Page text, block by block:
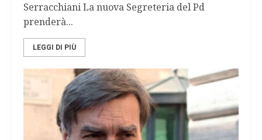
Serracchiani La nuova Segreteria del Pd
prenderà...
LEGGI DI PIÙ